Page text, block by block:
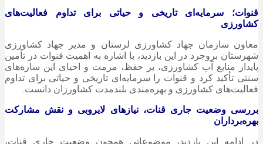
قنوات؛ سرمایه‌ای تاریخی و حیاتی برای تداوم فعالیت‌های
کشاورزی
معاون سازمان جهاد کشاورزی لرستان و مدیر جهاد کشاورزی
شهرستان بروجرد در این بازدید، با اشاره به اهمیت قنوات در تأمین
پایدار منابع آب کشاورزی، بر حفظ، مرمت و احیای این سازه‌های
سنتی تأکید کرد و قنوات را سرمایه‌ای تاریخی و حیاتی برای تداوم
فعالیت‌های کشاورزی و بهره‌مندی بلندمدت کشاورزان دانست.
بررسی وضعیت جاری قنات، نیازهای لایروبی و نقش مشارکت
بهره‌برداران
در ادامه این بازدید، موضوعاتی همچون وضعیت جاری قنات،